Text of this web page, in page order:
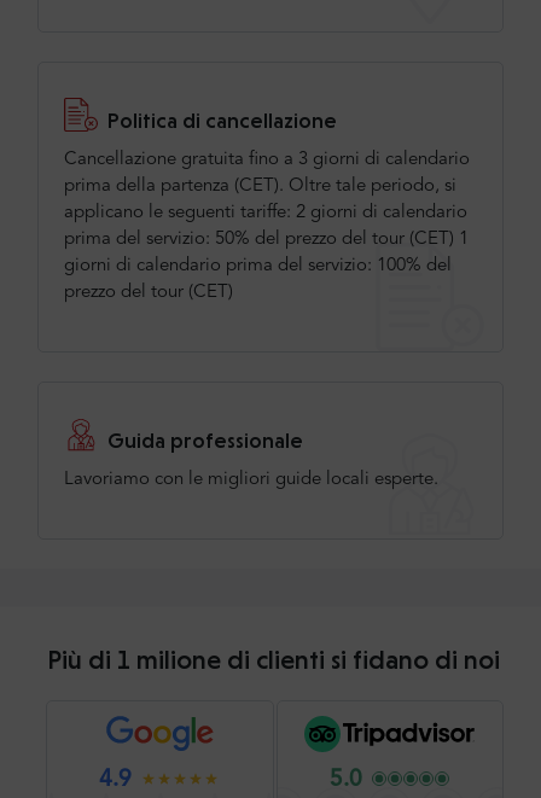
Politica di cancellazione
Cancellazione gratuita fino a 3 giorni di calendario
prima della partenza (CET). Oltre tale periodo, si
applicano le seguenti tariffe: 2 giorni di calendario
prima del servizio: 50% del prezzo del tour (CET) 1
giorni di calendario prima del servizio: 100% del
prezzo del tour (CET)
Guida professionale
Lavoriamo con le migliori guide locali esperte.
Più di 1 milione di clienti si fidano di noi
4.9 5.0